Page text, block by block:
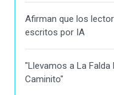
Afirman que los
escritos por IA
"Llevamos a La
Caminito"